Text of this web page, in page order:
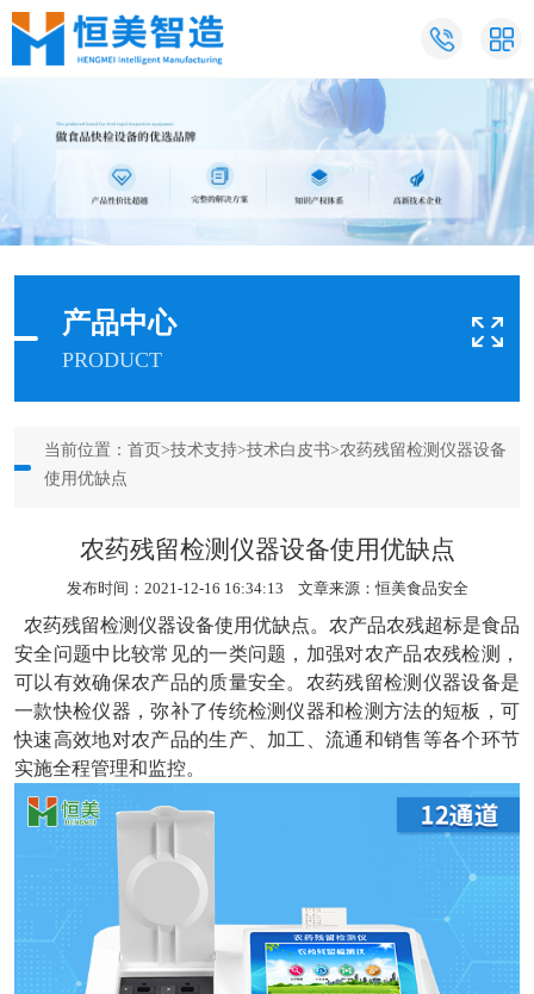
产品中心
PRODUCT
当前位置： 首页 >技术支持>技术白皮书>农药残留检测仪器设备
使用优缺点
农药残留检测仪器设备使用优缺点
发布时间：2021-12-16 16:34:13 文章来源：恒美食品安全
农药残留检测仪器设备使用优缺点。农产品农残超标是食品
安全问题中比较常见的一类问题，加强对农产品农残检测，
可以有效确保农产品的质量安全。农药残留检测仪器设备是
一款快检仪器，弥补了传统检测仪器和检测方法的短板，可
快速高效地对农产品的生产、加工、流通和销售等各个环节
实施全程管理和监控。